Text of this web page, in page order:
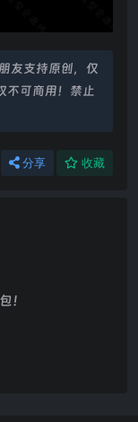
友支持原创，仅
不可商用！禁止
分享 收藏
！